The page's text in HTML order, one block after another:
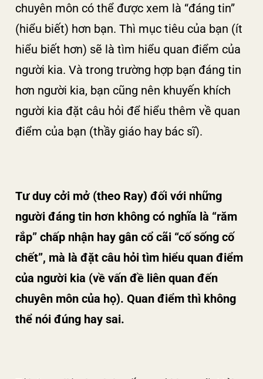
chuyên môn có thể được xem là “đáng tin”
(hiểu biết) hơn bạn. Thì mục tiêu của bạn (ít
hiểu biết hơn) sẽ là tìm hiểu quan điểm của
người kia. Và trong trường hợp bạn đáng tin
hơn người kia, bạn cũng nên khuyến khích
người kia đặt câu hỏi để hiểu thêm về quan
điểm của bạn (thầy giáo hay bác sĩ).
Tư duy cởi mở (theo Ray) đối với những
người đáng tin hơn không có nghĩa là “răm
rắp” chấp nhận hay gân cổ cãi “cố sống cố
chết”, mà là đặt câu hỏi tìm hiểu quan điểm
của người kia (về vấn đề liên quan đến
chuyên môn của họ). Quan điểm thì không
thể nói đúng hay sai.